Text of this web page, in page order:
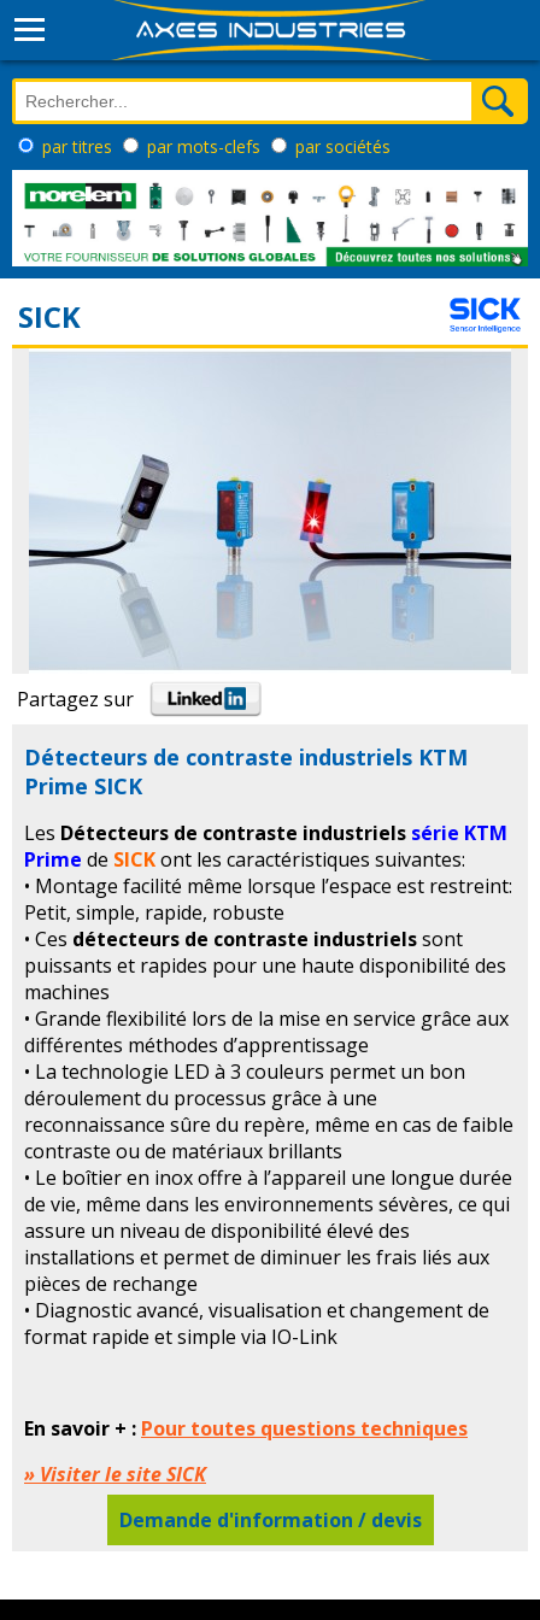
par titres par mots-clefs par sociétés
SICK
Partagez sur
Détecteurs de contraste industriels KTM
Prime SICK
Les Détecteurs de contraste industriels série KTM
Prime de SICKont les caractéristiques suivantes:
• Montage facilité même lorsque l’espace est restreint:
Petit, simple, rapide, robuste
• Ces détecteurs de contraste industrielssont
puissants et rapides pour une haute disponibilité des
machines
• Grande flexibilité lors de la mise en service grâce aux
différentes méthodes d’apprentissage
• La technologie LED à 3 couleurs permet un bon
déroulement du processus grâce à une
reconnaissance sûre du repère, même en cas de faible
contraste ou de matériaux brillants
• Le boîtier en inox offre à l’appareil une longue durée
de vie, même dans les environnements sévères, ce qui
assure un niveau de disponibilité élevé des
installations et permet de diminuer les frais liés aux
pièces de rechange
• Diagnostic avancé, visualisation et changement de
format rapide et simple via IO-Link
En savoir + : Pour toutes questions techniques
» Visiter le site SICK
Demande d'information / devis
Détecteurs de contraste industriels KTM Prime SICK